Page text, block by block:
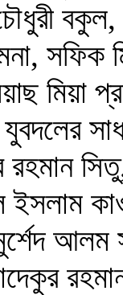
সফিক
মিয়া
রহমান
ইসলাম